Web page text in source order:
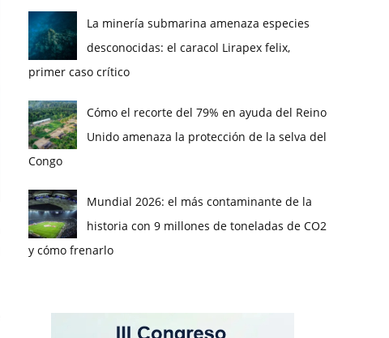
La minería submarina amenaza especies
desconocidas: el caracol Lirapex felix,
primer caso crítico
Cómo el recorte del 79% en ayuda del Reino
Unido amenaza la protección de la selva del
Congo
Mundial 2026: el más contaminante de la
historia con 9 millones de toneladas de CO2
y cómo frenarlo